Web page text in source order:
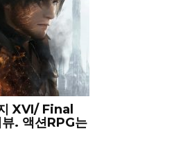
XVI/ Final
. 액션RPG는